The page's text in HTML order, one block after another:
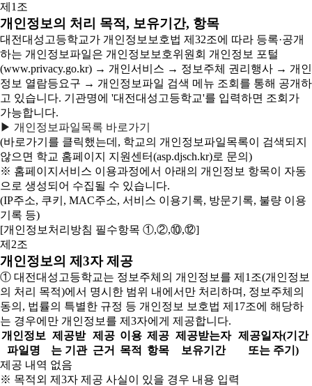
제1조
개인정보의 처리 목적, 보유기간, 항목
대전대성고등학교가 개인정보보호법 제32조에 따라 등록·공개
하는 개인정보파일은 개인정보보호위원회 개인정보 포털
(www.privacy.go.kr) → 개인서비스 → 정보주체 권리행사 → 개인
정보 열람등요구 → 개인정보파일 검색 메뉴 조회를 통해 공개하
고 있습니다. 기관명에 '대전대성고등학교'를 입력하면 조회가
가능합니다.
▶ 개인정보파일목록 바로가기
(바로가기를 클릭했는데, 학교의 개인정보파일목록이 검색되지
않으면 학교 홈페이지 지원센터(asp.djsch.kr)로 문의)
※ 홈페이지서비스 이용과정에서 아래의 개인정보 항목이 자동
으로 생성되어 수집될 수 있습니다.
(IP주소, 쿠키, MAC주소, 서비스 이용기록, 방문기록, 불량 이용
기록 등)
[개인정보처리방침 필수항목 ①,②,⑩,⑫]
제2조
개인정보의 제3자 제공
① 대전대성고등학교는 정보주체의 개인정보를 제1조(개인정보
의 처리 목적)에서 명시한 범위 내에서만 처리하며, 정보주체의
동의, 법률의 특별한 규정 등 개인정보 보호법 제17조에 해당하
는 경우에만 개인정보를 제3자에게 제공합니다.
개인정보
파일명
제공받
는 기관
제공
근거
이용
목적
제공
항목
제공받는자
보유기간
제공일자(기간
또는 주기)
제공 내역 없음
※ 목적외 제3자 제공 사실이 있을 경우 내용 입력